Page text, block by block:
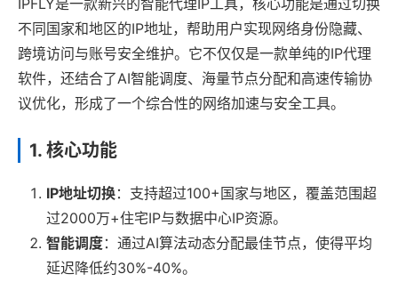
不同国家和地区的IP地址，帮助用户实现网络身份隐藏、
跨境访问与账号安全维护。它不仅仅是一款单纯的IP代理
软件，还结合了AI智能调度、海量节点分配和高速传输协
议优化，形成了一个综合性的网络加速与安全工具。
1. 核心功能
IP地址切换：支持超过100+国家与地区，覆盖范围超
过2000万+住宅IP与数据中心IP资源。
智能调度：通过AI算法动态分配最佳节点，使得平均
延迟降低约30%-40%。